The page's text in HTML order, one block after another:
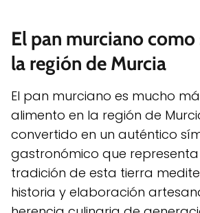
El pan murciano
la región de Murcia
El pan murciano es mucho
alimento en la región de
convertido en un auténtico
gastronómico que
tradición de esta tierra
historia y elaboración